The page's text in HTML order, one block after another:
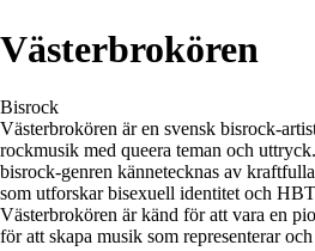
Västerbrokören
Bisrock
Västerbrokören är en svensk bisrock-
rockmusik med queera teman och
bisrock-genren kännetecknas av
som utforskar bisexuell identitet och
Västerbrokören är känd för att vara en
för att skapa musik som representerar